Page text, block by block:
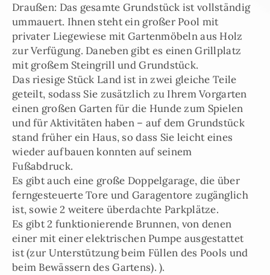
Draußen: Das gesamte Grundstück ist vollständig
ummauert. Ihnen steht ein großer Pool mit
privater Liegewiese mit Gartenmöbeln aus Holz
zur Verfügung. Daneben gibt es einen Grillplatz
mit großem Steingrill und Grundstück.
Das riesige Stück Land ist in zwei gleiche Teile
geteilt, sodass Sie zusätzlich zu Ihrem Vorgarten
einen großen Garten für die Hunde zum Spielen
und für Aktivitäten haben – auf dem Grundstück
stand früher ein Haus, so dass Sie leicht eines
wieder aufbauen konnten auf seinem
Fußabdruck.
Es gibt auch eine große Doppelgarage, die über
ferngesteuerte Tore und Garagentore zugänglich
ist, sowie 2 weitere überdachte Parkplätze.
Es gibt 2 funktionierende Brunnen, von denen
einer mit einer elektrischen Pumpe ausgestattet
ist (zur Unterstützung beim Füllen des Pools und
beim Bewässern des Gartens). ).